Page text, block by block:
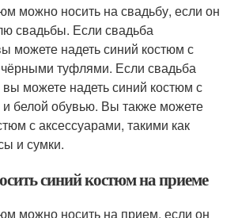
можно носить на свадьбу, если он
свадьбы. Если свадьба
можете надеть синий костюм с
туфлями. Если свадьба
можете надеть синий костюм с
белой обувью. Вы также можете
с аксессуарами, такими как
и сумки.
синий костюм на приеме
можно носить на прием, если он